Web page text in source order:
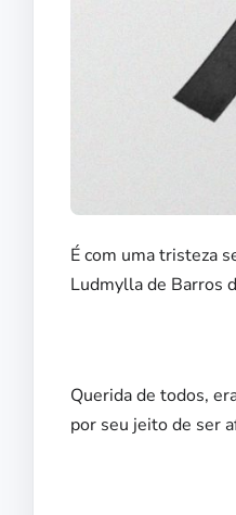
É com uma tristeza
Ludmylla de Barros
Querida de todos,
por seu jeito de ser